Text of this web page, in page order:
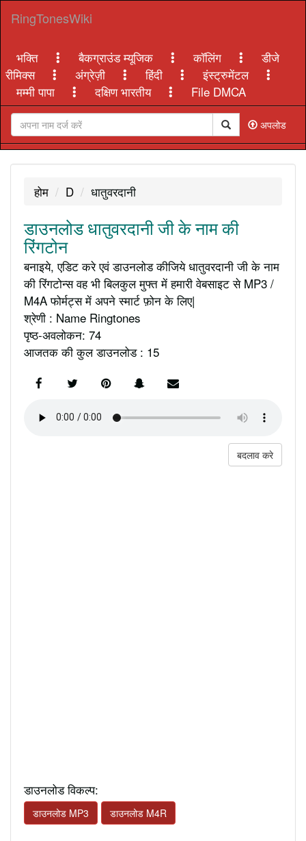
RingTonesWiki
भक्ति बैकग्राउंड म्यूजिक कॉलिंग
डीजे
रीमिक्स
अंग्रेज़ी हिंदी
इंस्ट्रुमेंटल
मम्मी पापा
दक्षिण भारतीय File DMCA
अपलोड
होम D धातुवरदानी
डाउनलोड धातुवरदानी जी के नाम की
रिंगटोन
बनाइये, एडिट करे एवं डाउनलोड कीजिये धातुवरदानी जी के नाम
की रिंगटोन्स वह भी बिलकुल मुफ्त में हमारी वेबसाइट से MP3 /
M4A फोर्मट्स में अपने स्मार्ट फ़ोन के लिए|
श्रेणी : Name Ringtones
पृष्ठ-अवलोकन: 74
आजतक की कुल डाउनलोड : 15
बदलाव करे
डाउनलोड विकल्प:
डाउनलोड MP3 डाउनलोड M4R